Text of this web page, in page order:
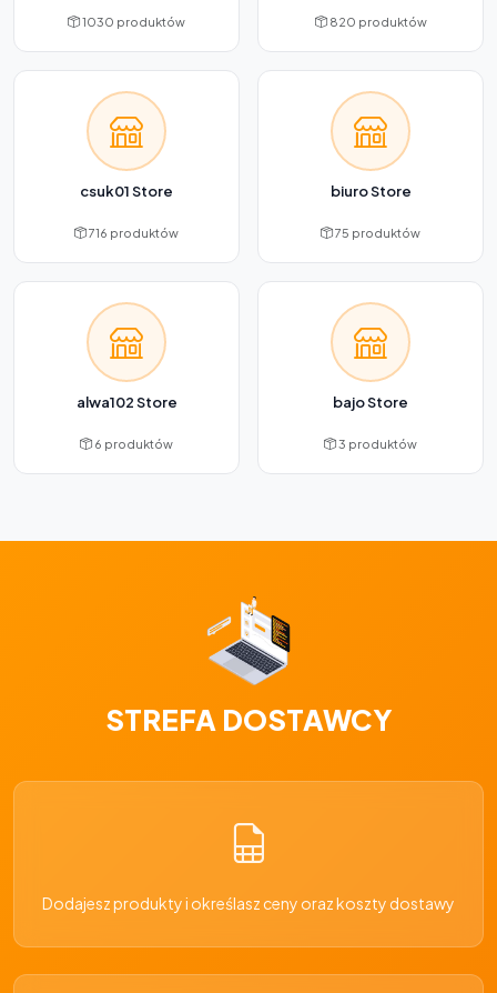
1030 produktów 820 produktów
csuk01 Store
716 produktów
biuro Store
75 produktów
alwa102 Store
6 produktów
bajo Store
3 produktów
STREFA DOSTAWCY
Dodajesz produkty i określasz ceny oraz koszty dostawy